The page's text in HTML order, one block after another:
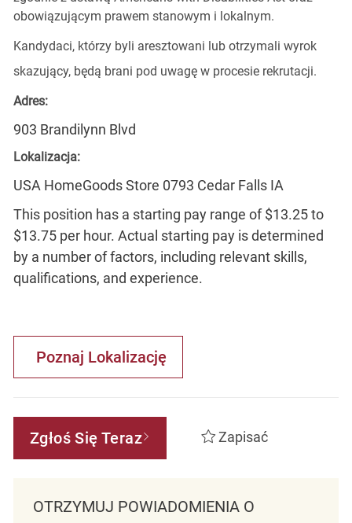
obowiązującym prawem stanowym i lokalnym.
Kandydaci, którzy byli aresztowani lub otrzymali wyrok
skazujący, będą brani pod uwagę w procesie rekrutacji.
Adres:
903 Brandilynn Blvd
Lokalizacja:
USA HomeGoods Store 0793 Cedar Falls IA
This position has a starting pay range of $13.25 to
$13.75 per hour. Actual starting pay is determined
by a number of factors, including relevant skills,
qualifications, and experience.
Poznaj Lokalizację
Zgłoś Się Teraz Zapisać
OTRZYMUJ POWIADOMIENIA O